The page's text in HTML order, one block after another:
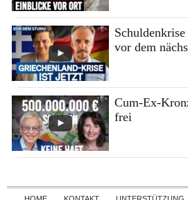
vor dem
Cum-Ex-
frei
Skip to